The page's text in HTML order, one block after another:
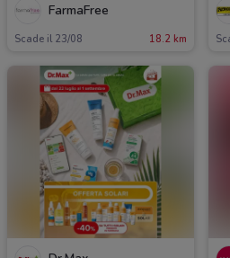
FarmaFree
Scade il 23/08 18.2 km